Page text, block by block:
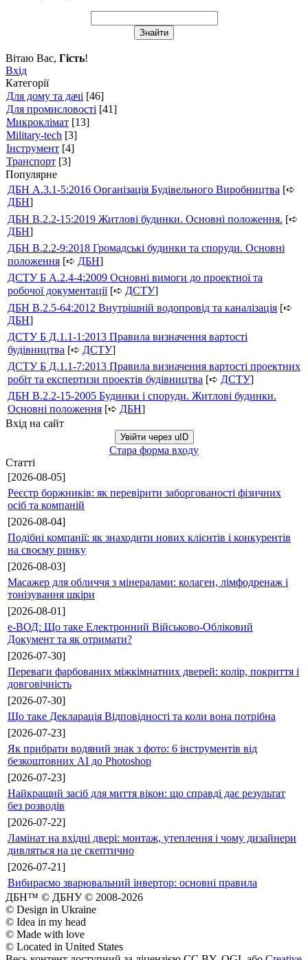
Вітаю Вас, Гість!
Вхід
Категорії
Для дому та дачі [46]
Для промисловості [41]
Микроклімат [13]
Military-tech [3]
Інструмент [4]
Транспорт [3]
Популярне
ДБН А.3.1-5:2016 Організація Будівельного Виробництва [➪
ДБН]
ДБН В.2.2-15:2019 Житлові будинки. Основні положення. [➪
ДБН]
ДБН В.2.2-9:2018 Громадські будинки та споруди. Основні
положення [➪ ДБН]
ДСТУ Б А.2.4-4:2009 Основні вимоги до проектної та
робочої документації[➪ ДСТУ]
ДБН В.2.5-64:2012 Внутрішній водопровід та каналізація [➪
ДБН]
ДСТУ Б Д.1.1-1:2013 Правила визначення вартості
будівництва [➪ ДСТУ]
ДСТУ Б Д.1.1-7:2013 Правила визначення вартості проектних
робіт та експертизи проектів будівництва [➪ ДСТУ]
ДБН В.2.2-15-2005 Будинки і споруди. Житлові будинки.
Основні положення [➪ ДБН]
Вхід на сайт
Увійти через uID
Стара форма входу
Статті
[2026-08-05]
Реєстр боржників: як перевірити заборгованості фізичних
осіб та компаній
[2026-08-04]
Подібні компанії: як знаходити нових клієнтів і конкурентів
на своєму ринку
[2026-08-03]
Масажер для обличчя з мінералами: колаген, лімфодренаж і
тонізування шкіри
[2026-08-01]
е-ВОД: Що таке Електронний Військово-Обліковий
Документ та як отримати?
[2026-07-30]
Переваги фарбованих міжкімнатних дверей: колір, покриття і
довговічність
[2026-07-30]
Що таке Декларація Відповідності та коли вона потрібна
[2026-07-23]
Як прибрати водяний знак з фото: 6 інструментів від
безкоштовних AI до Photoshop
[2026-07-23]
Найкращий засіб для миття вікон: що справді дає результат
без розводів
[2026-07-22]
Ламінат на вхідні двері: монтаж, утеплення і чому дизайнери
дивляться на це скептично
[2026-07-21]
Вибираємо зварювальний інвертор: основні правила
ДБН™ © ДБНУ © 2008-2026
© Design in Ukraine
© Idea in my head
© Made with love
© Located in United States